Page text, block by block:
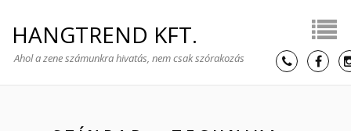
HANGTREND KFT.
Ahol a zene számunkra hivatás, nem csak szórakozás